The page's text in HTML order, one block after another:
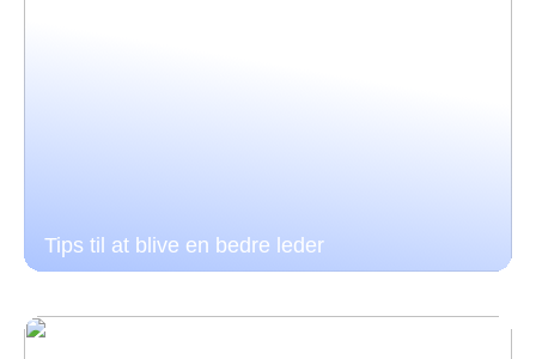
Tips til at blive en bedre leder